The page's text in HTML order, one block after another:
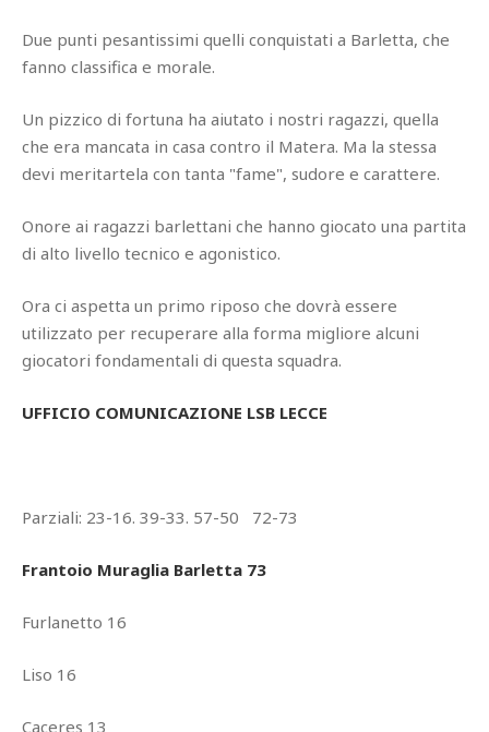
Due punti pesantissimi quelli conquistati a Barletta, che
fanno classifica e morale.
Un pizzico di fortuna ha aiutato i nostri ragazzi, quella
che era mancata in casa contro il Matera. Ma la stessa
devi meritartela con tanta "fame", sudore e carattere.
Onore ai ragazzi barlettani che hanno giocato una partita
di alto livello tecnico e agonistico.
Ora ci aspetta un primo riposo che dovrà essere
utilizzato per recuperare alla forma migliore alcuni
giocatori fondamentali di questa squadra.
UFFICIO COMUNICAZIONE LSB LECCE
Parziali: 23-16. 39-33. 57-50 72-73
Frantoio Muraglia Barletta 73
Furlanetto 16
Liso 16
Caceres 13